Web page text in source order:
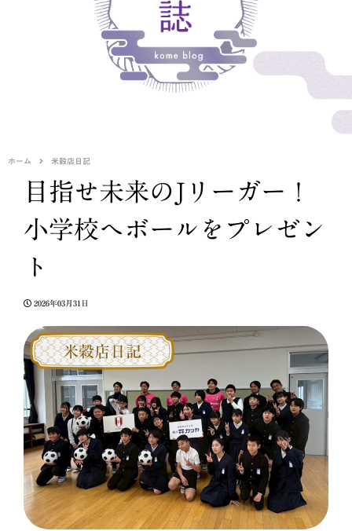
ホーム 米穀店日記
目指せ未来のJリーガー！
小学校へボールをプレゼン
ト
2026年03月31日
米穀店日記